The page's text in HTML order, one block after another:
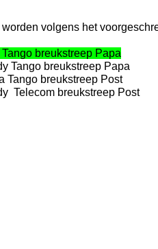
volgens het
breukstreep Papa
Tango breukstreep Papa
breukstreep Post
Telecom breukstreep Post